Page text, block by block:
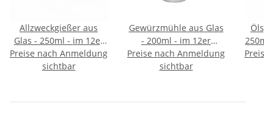
Allzweckgießer aus
Glas - 250ml - im 12er
Display
Preise nach Anmeldung
sichtbar
Gewürzmühle aus Glas
- 200ml - im 12er
Display
Preise nach Anmeldung
sichtbar